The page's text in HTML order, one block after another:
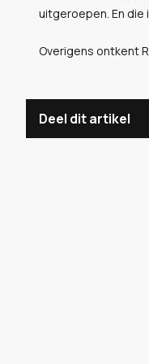
uitgeroepen. En die
Overigens ontkent
Deel dit artikel